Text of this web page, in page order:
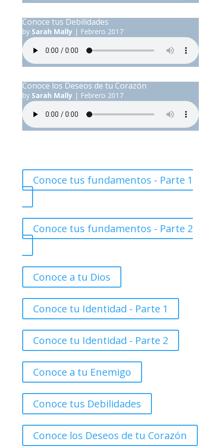
Conoce tus Debilidades
by Sarah Mally| Febrero 2017
Conoce los Deseos de tu Corazón
by Sarah Mally| Febrero 2017
Conoce tus fundamentos - Parte 1
Conoce tus fundamentos - Parte 2
Conoce a tu Dios
Conoce tu Identidad - Parte 1
Conoce tu Identidad - Parte 2
Conoce a tu Enemigo
Conoce tus Debilidades
Conoce los Deseos de tu Corazón